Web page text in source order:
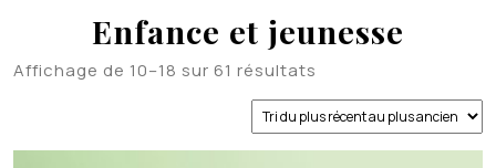
Enfance et jeunesse
Affichage de 10–18 sur 61 résultats
plus